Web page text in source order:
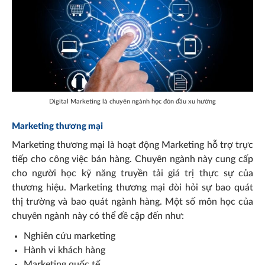
Digital Marketing là chuyên ngành học đón đầu xu hướng
Marketing thương mại
Marketing thương mại là hoạt động Marketing hỗ trợ trực
tiếp cho công việc bán hàng. Chuyên ngành này cung cấp
cho người học kỹ năng truyền tải giá trị thực sự của
thương hiệu. Marketing thương mại đòi hỏi sự bao quát
thị trường và bao quát ngành hàng. Một số môn học của
chuyên ngành này có thể đề cập đến như:
Nghiên cứu marketing
Hành vi khách hàng